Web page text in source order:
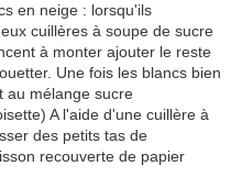
en neige : lorsqu'ils
cuillères à soupe de sucre
à monter ajouter le reste
Une fois les blancs bien
au mélange sucre
A l'aide d'une cuillère à
des petits tas de
recouverte de papier